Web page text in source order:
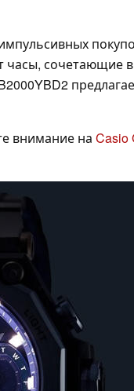
часы, сочетающие
внимание на Casio